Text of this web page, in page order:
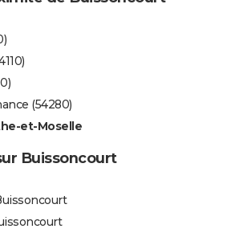
(54280)
et-Moselle
Buissoncourt